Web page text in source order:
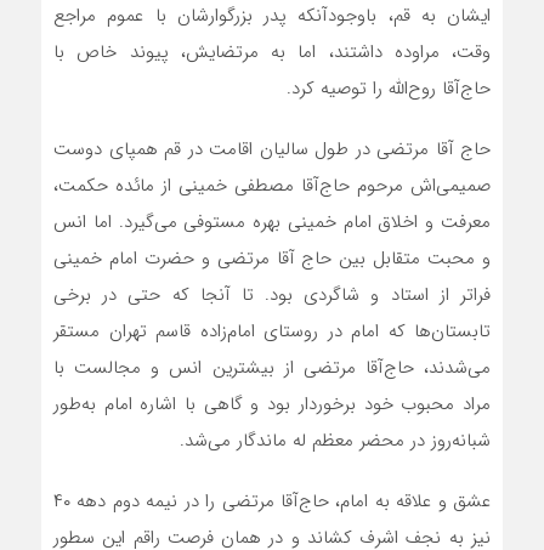
ایشان به قم، باوجودآنکه پدر بزرگوارشان با عموم مراجع
وقت، مراوده داشتند، اما به مرتضایش، پیوند خاص با
حاج‌آقا روح‌الله را توصیه کرد.
حاج آقا مرتضی در طول سالیان اقامت در قم همپای دوست
صمیمی‌اش مرحوم حاج‌آقا مصطفی خمینی از مائده حکمت،
معرفت و اخلاق امام خمینی بهره مستوفی می‌گیرد. اما انس
و محبت متقابل بین حاج آقا مرتضی و حضرت امام خمینی
فراتر از استاد و شاگردی بود. تا آنجا که حتی در برخی
تابستان‌ها که امام در روستای امام‌زاده قاسم تهران مستقر
می‌شدند، حاج‌آقا مرتضی از بیشترین انس و مجالست با
مراد محبوب خود برخوردار بود و گاهی با اشاره امام به‌طور
شبانه‌روز در محضر معظم له ماندگار می‌شد.
عشق و علاقه به امام، حاج‌آقا مرتضی را در نیمه دوم دهه ۴۰
نیز به نجف اشرف کشاند و در همان فرصت راقم این سطور